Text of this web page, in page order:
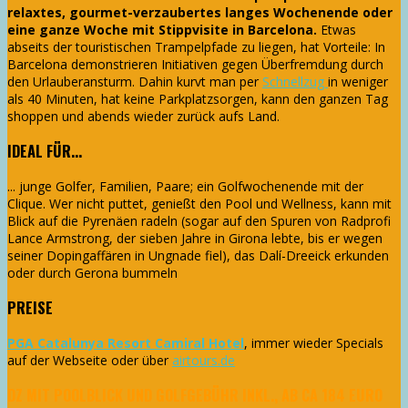
relaxtes, gourmet-verzaubertes langes Wochenende oder
eine ganze Woche mit Stippvisite in Barcelona. Etwas
abseits der touristischen Trampelpfade zu liegen, hat Vorteile: In
Barcelona demonstrieren Initiativen gegen Überfremdung durch
den Urlauberansturm. Dahin kurvt man per Schnellzug in weniger
als 40 Minuten, hat keine Parkplatzsorgen, kann den ganzen Tag
shoppen und abends wieder zurück aufs Land.
IDEAL FÜR...
... junge Golfer, Familien, Paare; ein Golfwochenende mit der
Clique. Wer nicht puttet, genießt den Pool und Wellness, kann mit
Blick auf die Pyrenäen radeln (sogar auf den Spuren von Radprofi
Lance Armstrong, der sieben Jahre in Girona lebte, bis er wegen
seiner Dopingaffären in Ungnade fiel), das Dalí-Dreeick erkunden
oder durch Gerona bummeln
PREISE
PGA Catalunya Resort Camiral Hotel, immer wieder Specials
auf der Webseite oder über airtours.de